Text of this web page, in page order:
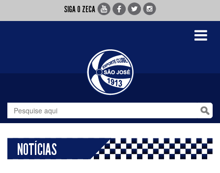
SIGA O ZECA
Toggle
NOTÍCIAS